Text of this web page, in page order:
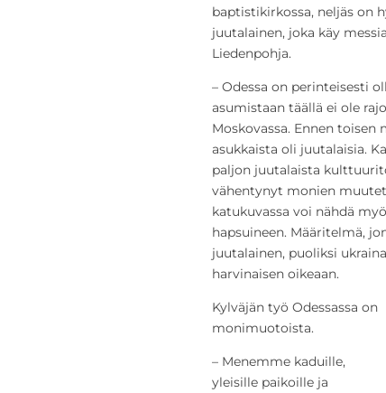
baptistikirkossa, neljäs on
juutalainen, joka käy
Liedenpohja.
– Odessa on perinteisesti
asumistaan täällä ei ole
Moskovassa. Ennen
asukkaista oli juutalaisia.
paljon juutalaista
vähentynyt monien
katukuvassa voi nähdä
hapsuineen. Määritelmä,
juutalainen, puoliksi
harvinaisen oikeaan.
Kylväjän työ Odessassa on
monimuotoista.
– Menemme kaduille,
yleisille paikoille ja